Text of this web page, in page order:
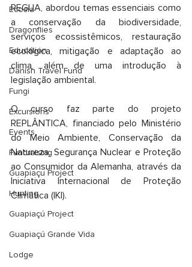
Ecosia
Dragonflies
Education
Danish Travel Fund
Fungi
Excursions
Events
Fundraising
Guapiaçu Project
Hunting
Guapiaçú Project
Guapiaçú Grande Vida
Lodge
REGUA, abordou temas essenciais como
a conservação da biodiversidade,
serviços ecossistêmicos, restauração
ecológica, mitigação e adaptação ao
clima, além de uma introdução à
legislação ambiental.
O curso faz parte do projeto
REPLÂNTICA, financiado pelo Ministério
do Meio Ambiente, Conservação da
Natureza, Segurança Nuclear e Proteção
ao Consumidor da Alemanha, através da
Iniciativa Internacional de Proteção
Climática (IKI).